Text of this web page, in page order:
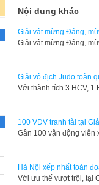
Nội dung khác
Giải vật mừng Đảng,
Giải vật mừng Đảng,
Giải vô địch Judo toàn
Với thành tích 3 HCV,
100 VĐV tranh tài tại
Gần 100 vận động
Hà Nội xếp nhất toàn
Với ưu thế vượt trội, tại